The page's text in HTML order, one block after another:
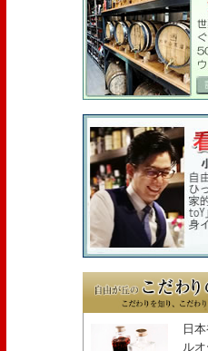
日
ル